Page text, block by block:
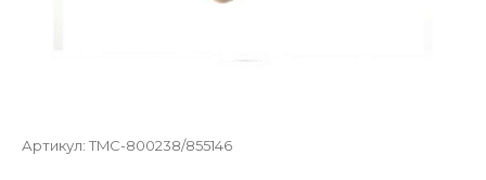
Артикул: TMC-800238/855146